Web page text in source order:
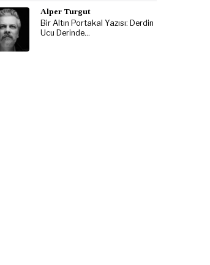
Alper Turgut
Bir Altın Portakal Yazısı: Derdin
Ucu Derinde…